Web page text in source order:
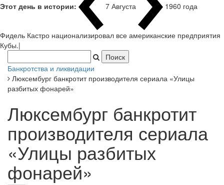
Этот день в истории: 7 Августа 1960 года
Фидель Кастро национализировал все американские предприятия
Кубы.|
Банкротства и ликвидации
Люксембург банкротит производителя сериала «Улицы
разбитых фонарей»
Люксембург банкротит
производителя сериала
«Улицы разбитых
фонарей»